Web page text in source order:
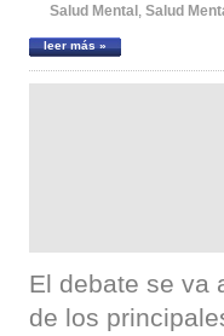
Salud Mental , Salud
leer más »
El debate se va
de los